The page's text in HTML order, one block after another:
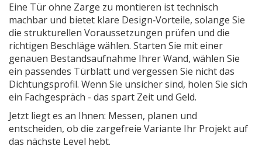
Eine Tür ohne Zarge zu montieren ist technisch
machbar und bietet klare Design‑Vorteile, solange Sie
die strukturellen Voraussetzungen prüfen und die
richtigen Beschläge wählen. Starten Sie mit einer
genauen Bestandsaufnahme Ihrer Wand, wählen Sie
ein passendes Türblatt und vergessen Sie nicht das
Dichtungsprofil. Wenn Sie unsicher sind, holen Sie sich
ein Fachgespräch - das spart Zeit und Geld.
Jetzt liegt es an Ihnen: Messen, planen und
entscheiden, ob die zargefreie Variante Ihr Projekt auf
das nächste Level hebt.